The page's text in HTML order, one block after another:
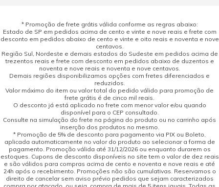
* Promoção de frete grátis válida conforme as regras abaixo:
Estado de SP em pedidos acima de cento e vinte e nove reais e frete com
desconto em pedidos abaixo de cento e vinte e oito reais e noventa e nove
centavos.
Região Sul, Nordeste e demais estados do Sudeste em pedidos acima de
trezentos reais e frete com desconto em pedidos abaixo de duzentos e
noventa e nove reais e noventa e nove centavos.
Demais regiões disponibilizamos opções com fretes diferenciados e
reduzidos.
Valor máximo do item ou valor total do pedido válido para promoção de
frete grátis é de cinco mil reais.
O desconto já está aplicado no frete com menor valor e/ou quando
disponível para o CEP consultado.
Consulte na simulação do frete na página do produto ou no carrinho após
inserção dos produtos no mesmo.
* Promoção de 5% de desconto para pagamento via PIX ou Boleto,
aplicada automaticamente no valor do produto ao selecionar a forma de
pagamento. Promoção válida até 31/12/2026 ou enquanto durarem os
estoques. Cupons de desconto disponíveis no site tem o valor de dez reais
e são válidos para compras acima de cento e noventa e nove reais e até
24h após o recebimento. Promoções não são cumulativas. Reservamos o
direito de cancelar sem aviso prévio pedidos que sejam caracterizados